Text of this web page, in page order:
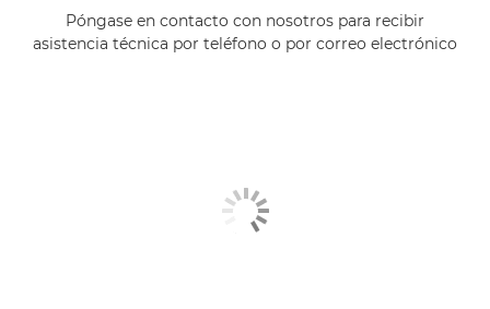
Póngase en contacto con nosotros para recibir
asistencia técnica por teléfono o por correo electrónico